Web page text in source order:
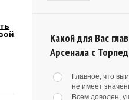
Какой для Вас
Арсенала с
Главное, что
не имеет
Всем доволен,